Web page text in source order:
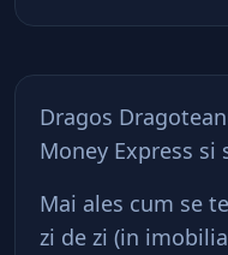
Dragos
Money Express
Mai ales cum se
zi de zi (in